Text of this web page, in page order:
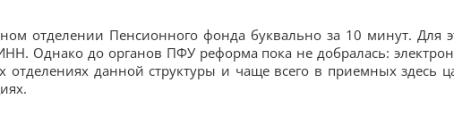
отделении Пенсионного фонда буквально за 10 минут. Для
Однако до органов ПФУ реформа пока не добралась:
отделениях данной структуры и чаще всего в приемных здесь